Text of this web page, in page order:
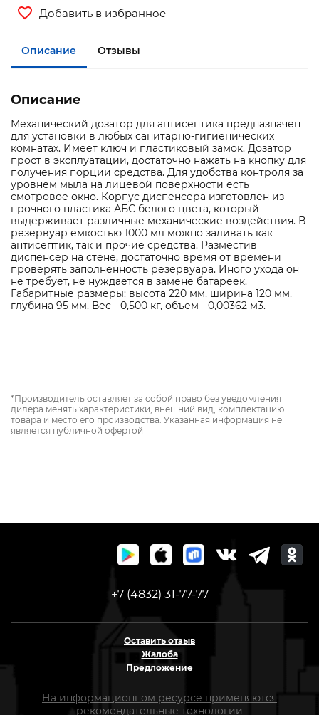
Добавить в избранное
Описание Отзывы
Описание
Механический дозатор для антисептика предназначен
для установки в любых санитарно-гигиенических
комнатах. Имеет ключ и пластиковый замок. Дозатор
прост в эксплуатации, достаточно нажать на кнопку для
получения порции средства. Для удобства контроля за
уровнем мыла на лицевой поверхности есть
смотровое окно. Корпус диспенсера изготовлен из
прочного пластика АБС белого цвета, который
выдерживает различные механические воздействия. В
резервуар емкостью 1000 мл можно заливать как
антисептик, так и прочие средства. Разместив
диспенсер на стене, достаточно время от времени
проверять заполненность резервуара. Иного ухода он
не требует, не нуждается в замене батареек.
Габаритные размеры: высота 220 мм, ширина 120 мм,
глубина 95 мм. Вес - 0,500 кг, объем - 0,00362 м3.
*Производитель оставляет за собой право без уведомления
дилера менять характеристики, внешний вид, комплектацию
товара и место его производства. Указанная информация не
является публичной офертой
+7 (4832) 31-77-77
Оставить отзыв
Жалоба
Предложение
На информационном ресурсе применяются
рекомендательные технологии